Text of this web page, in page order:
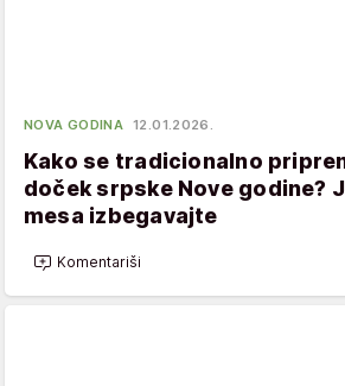
NOVA GODINA 12.01.2026.
Kako se tradicionalno
doček srpske Nove godine?
mesa izbegavajte
Komentariši